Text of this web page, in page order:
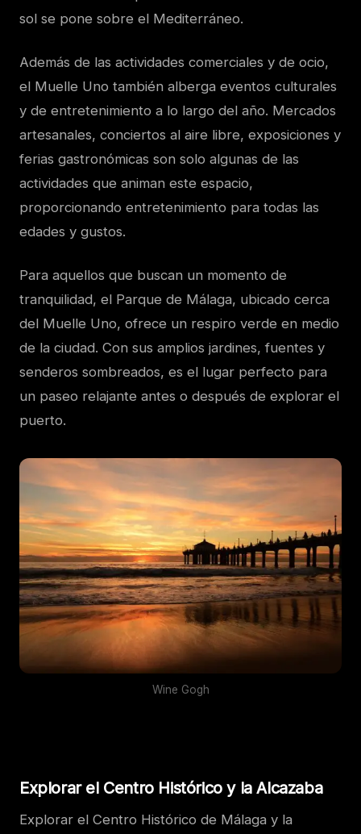
sol se pone sobre el Mediterráneo.
Además de las actividades comerciales y de ocio,
el Muelle Uno también alberga eventos culturales
y de entretenimiento a lo largo del año. Mercados
artesanales, conciertos al aire libre, exposiciones y
ferias gastronómicas son solo algunas de las
actividades que animan este espacio,
proporcionando entretenimiento para todas las
edades y gustos.
Para aquellos que buscan un momento de
tranquilidad, el Parque de Málaga, ubicado cerca
del Muelle Uno, ofrece un respiro verde en medio
de la ciudad. Con sus amplios jardines, fuentes y
senderos sombreados, es el lugar perfecto para
un paseo relajante antes o después de explorar el
puerto.
Wine Gogh
Explorar el Centro Histórico y la Alcazaba
Explorar el Centro Histórico de Málaga y la